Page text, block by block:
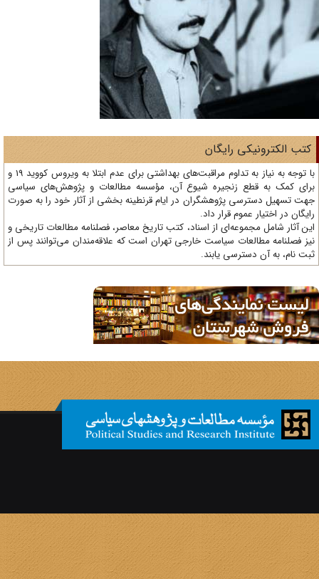
الکترونیکی رایگان
با توجه به نیاز به تداوم مراقبت‌های بهداشتی برای عدم ابتلا به ویروس کووید 19 و
کمک به قطع زنجیره شیوع آن، مؤسسه مطالعات و پژوهش‌های سیاسی
تسهیل دسترسی پژوهشگران در ایام قرنطینه بخشی از آثار خود را به صورت
در اختیار عموم قرار داد.
آثار شامل مجموعه‌ای از اسناد، کتب تاریخ معاصر، فصلنامه‌ مطالعات تاریخی و
فصلنامه مطالعات سیاست خارجی تهران است که علاقه‌مندان می‌توانند پس از
نام، به آن دسترسی یابند.